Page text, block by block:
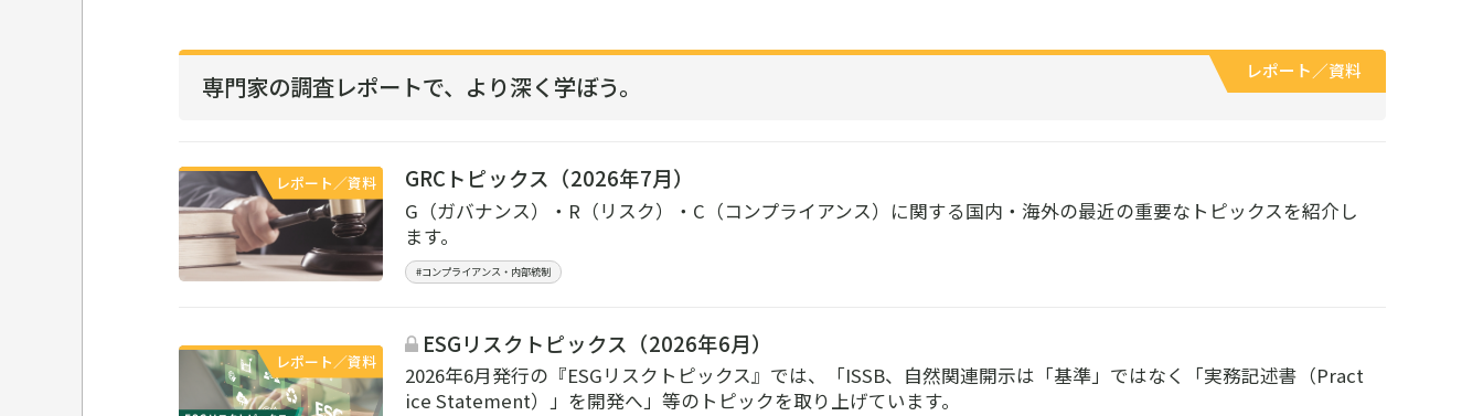
専門家の調査レポートで、 より深く学ぼう。
レポート／資料
レポート／資料 GRCトピックス（2026年7月）
G（ガバナンス）・R（リスク）・C（コンプライアンス）に関する国内・海外の最近の重要なトピックスを紹介し
ます。
#コンプライアンス・内部統制
レポート／資料
ESGリスクトピックス（2026年6月）
2026年6月発行の『ESGリスクトピックス』では、「ISSB、自然関連開示は「基準」ではなく「実務記述書（Pract
ice Statement）」を開発へ」等のトピックを取り上げています。